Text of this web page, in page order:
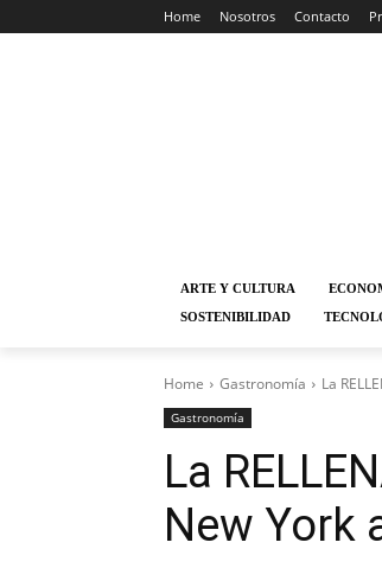
Home Nosotros Contacto
ARTE Y CULTURA
SOSTENIBILIDAD
Home Gastronomía La
Gastronomía
La
New York